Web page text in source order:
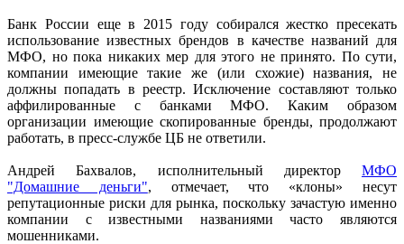
Банк России еще в 2015 году собирался жестко пресекать
использование известных брендов в качестве названий для
МФО, но пока никаких мер для этого не принято. По сути,
компании имеющие такие же (или схожие) названия, не
должны попадать в реестр. Исключение составляют только
аффилированные с банками МФО. Каким образом
организации имеющие скопированные бренды, продолжают
работать, в пресс-службе ЦБ не ответили.
Андрей Бахвалов, исполнительный директор МФО
"Домашние деньги", отмечает, что «клоны» несут
репутационные риски для рынка, поскольку зачастую именно
компании с известными названиями часто являются
мошенниками.